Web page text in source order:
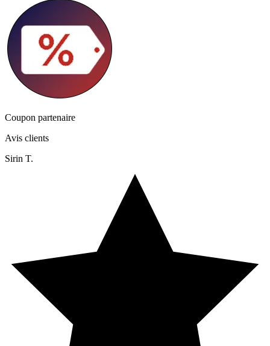
Coupon partenaire
Avis clients
Sirin T.